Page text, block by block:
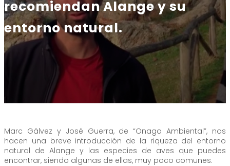
recomiendan Alange y su
entorno natural.
Marc Gálvez y José Guerra, de “Onaga Ambiental”, nos
hacen una breve introducción de la riqueza del entorno
natural de Alange y las especies de aves que puedes
encontrar, siendo algunas de ellas, muy poco comunes.